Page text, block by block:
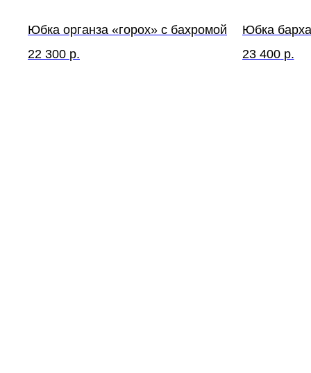
Юбка органза «горох» с бахромой
22 300 р.
Юбка
23 400 р.